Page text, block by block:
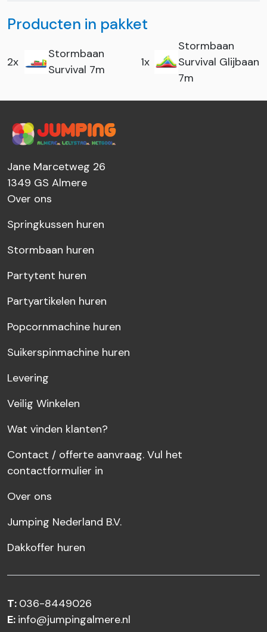
Producten in pakket
2x
Stormbaan
Survival 7m
1x
Stormbaan
Survival Glijbaan
7m
Jane Marcetweg 26
1349 GS Almere
Over ons
Springkussen huren
Stormbaan huren
Partytent huren
Partyartikelen huren
Popcornmachine huren
Suikerspinmachine huren
Levering
Veilig Winkelen
Wat vinden klanten?
Contact / offerte aanvraag. Vul het
contactformulier in
Over ons
Jumping Nederland B.V.
Dakkoffer huren
T: 036-8449026
E: info@jumpingalmere.nl